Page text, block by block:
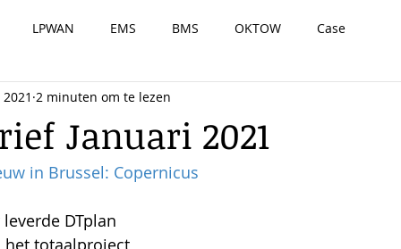
LPWAN EMS BMS OKTOW Case
Januari 2021
2 minuten om te lezen
in Brussel: Copernicus
DTplan
het totaalproject